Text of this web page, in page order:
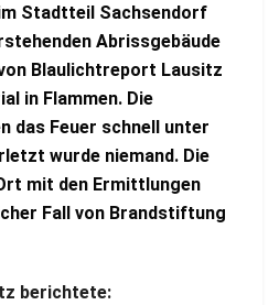
Stadtteil Sachsendorf
Abrissgebäude
Blaulichtreport Lausitz
in Flammen. Die
das Feuer schnell unter
wurde niemand. Die
mit den Ermittlungen
Fall von Brandstiftung
berichtete: